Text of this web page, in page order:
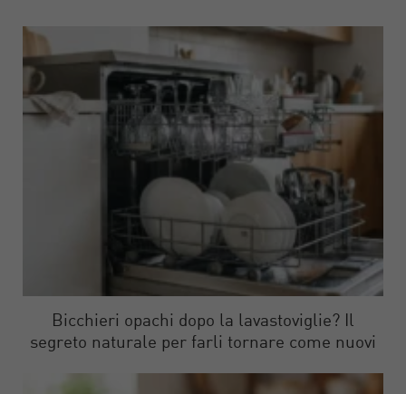
Bicchieri opachi dopo la lavastoviglie? Il
segreto naturale per farli tornare come nuovi